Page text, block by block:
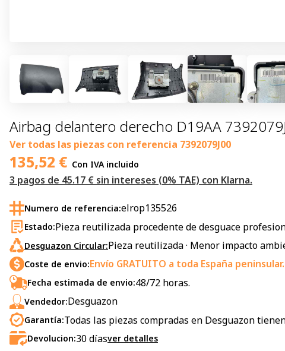
Airbag delantero derecho D19AA
Ver todas las piezas con referencia 7392079J00
135,52 € Con IVA incluido
3 pagos de 45.17 € sin intereses (0% TAE) con Klarna.
Numero de referencia:elrop135526
Estado:Pieza reutilizada procedente de desguace
Desguazon Circular:Pieza reutilizada · Menor impacto
Coste de envio:Envío GRATUITO a toda España peninsular.
Fecha estimada de envio:48/72 horas.
Vendedor:Desguazon
Garantía:Todas las piezas compradas en Desguazon
Devolucion:30díasver detalles